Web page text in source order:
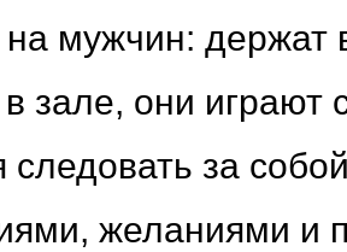
мужчин: держат
в зале, они играют
следовать за
желаниями и